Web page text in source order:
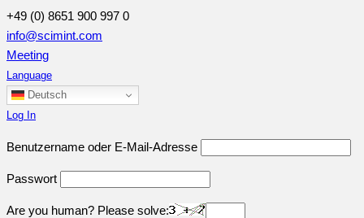
+49 (0) 8651 900 997 0
info@scimint.com
Meeting
Language
Deutsch
Log In
Benutzername oder E-Mail-Adresse
Passwort
Are you human? Please solve: